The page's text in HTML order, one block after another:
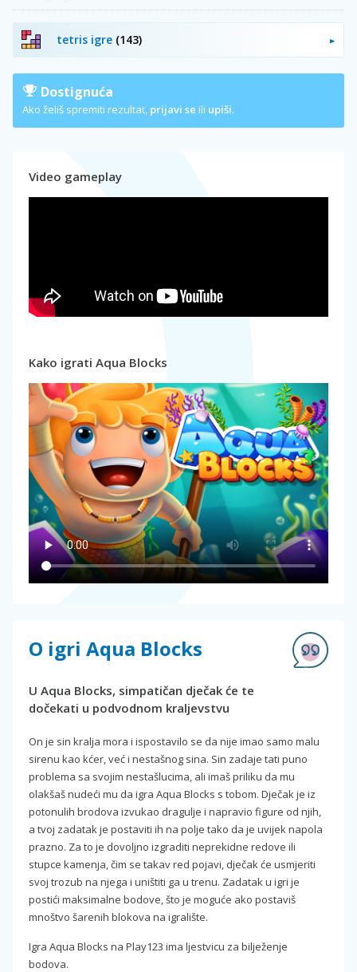
tetris igre (143)
Dostignuća
Ako želiš spremiti rezultat, prijavi se ili upiši.
Video gameplay
Kako igrati Aqua Blocks
O igri Aqua Blocks
U Aqua Blocks, simpatičan dječak će te
dočekati u podvodnom kraljevstvu
On je sin kralja mora i ispostavilo se da nije imao samo malu
sirenu kao kćer, već i nestašnog sina. Sin zadaje tati puno
problema sa svojim nestašlucima, ali imaš priliku da mu
olakšaš nudeći mu da igra Aqua Blocks s tobom. Dječak je iz
potonulih brodova izvukao dragulje i napravio figure od njih,
a tvoj zadatak je postaviti ih na polje tako da je uvijek napola
prazno. Za to je dovoljno izgraditi neprekidne redove ili
stupce kamenja, čim se takav red pojavi, dječak će usmjeriti
svoj trozub na njega i uništiti ga u trenu. Zadatak u igri je
postići maksimalne bodove, što je moguće ako postaviš
mnoštvo šarenih blokova na igralište.
Igra Aqua Blocks na Play123 ima ljestvicu za bilježenje
bodova.